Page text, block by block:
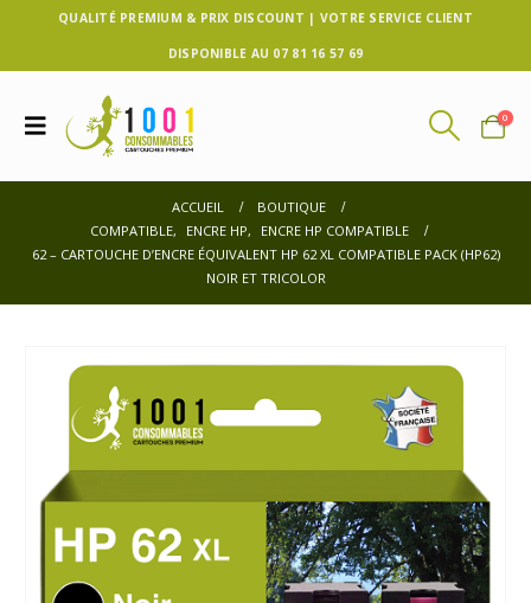
QUALITÉ PREMIUM & PRIX DISCOUNT | VOTRE SERVICE CLIENT
DISPONIBLE AU 07 81 16 57 69
0
ACCUEIL
BOUTIQUE
COMPATIBLE, ENCRE HP,
ENCRE HP COMPATIBLE
62 – CARTOUCHE D’ENCRE ÉQUIVALENT HP 62 XL COMPATIBLE PACK (HP62)
NOIR ET TRICOLOR